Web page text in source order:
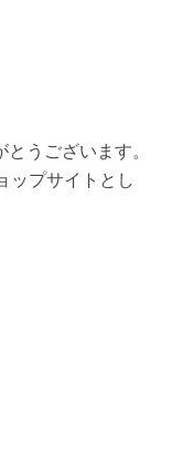
うございます。
ップサイトとし